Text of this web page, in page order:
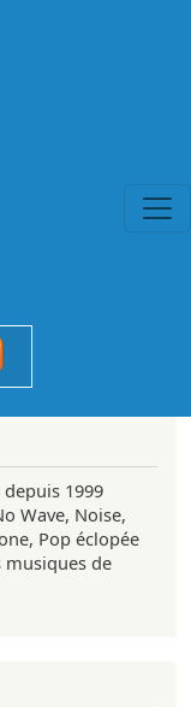
1999
Wave, Noise,
Pop éclopée
musiques de